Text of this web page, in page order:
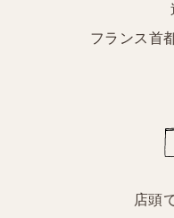
フランス首
店頭